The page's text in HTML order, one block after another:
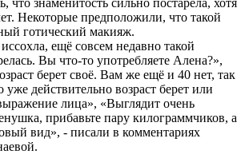
что знаменитость сильно постарела, хотя
Некоторые предположили, что такой
готический макияж.
ещё совсем недавно такой
Вы что-то употребляете Алена?»,
берет своё. Вам же ещё и 40 нет, так
действительно возраст берет или
лица», «Выглядит очень
прибавьте пару килограммчиков, а
вид», - писали в комментариях